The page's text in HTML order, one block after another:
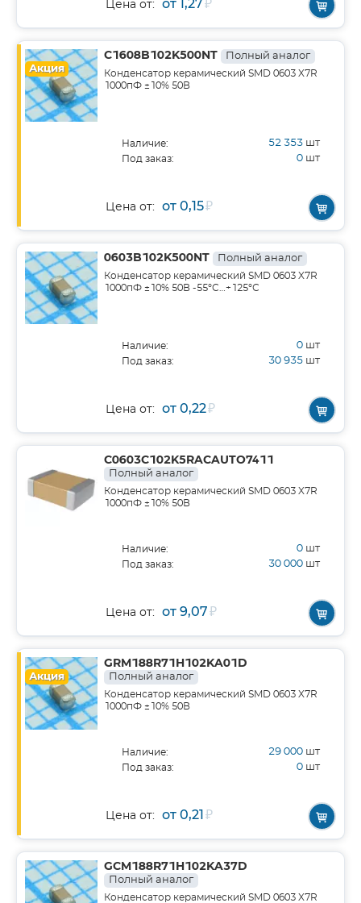
Цена от: от 1,27₽
Акция
C1608B102K500NT Полный аналог
Конденсатор керамический SMD 0603 X7R
1000пФ ±10% 50В
Наличие: 52 353 шт
Под заказ: 0 шт
Цена от: от 0,15₽
0603B102K500NT Полный аналог
Конденсатор керамический SMD 0603 X7R
1000пФ ±10% 50В -55°С…+125°С
Наличие: 0 шт
Под заказ: 30 935 шт
Цена от: от 0,22₽
C0603C102K5RACAUTO7411
Полный аналог
Конденсатор керамический SMD 0603 X7R
1000пФ ±10% 50В
Наличие: 0 шт
Под заказ: 30 000 шт
Цена от: от 9,07₽
Акция
GRM188R71H102KA01D
Полный аналог
Конденсатор керамический SMD 0603 X7R
1000пФ ±10% 50В
Наличие: 29 000 шт
Под заказ: 0 шт
Цена от: от 0,21₽
GCM188R71H102KA37D
Полный аналог
Конденсатор керамический SMD 0603 X7R